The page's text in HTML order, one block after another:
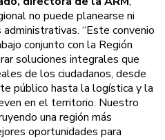
no puede planearse ni
“Este convenio
conjunto con la Región
soluciones integrales que
de los ciudadanos, desde
público hasta la logística y la
en el territorio. Nuestro
una región más
oportunidades para